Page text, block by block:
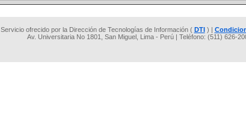
Servicio ofrecido por la Dirección de Tecnologías de Información ( DTI) |
Av. Universitaria No 1801, San Miguel, Lima - Perú | Teléfono: (511) 626-